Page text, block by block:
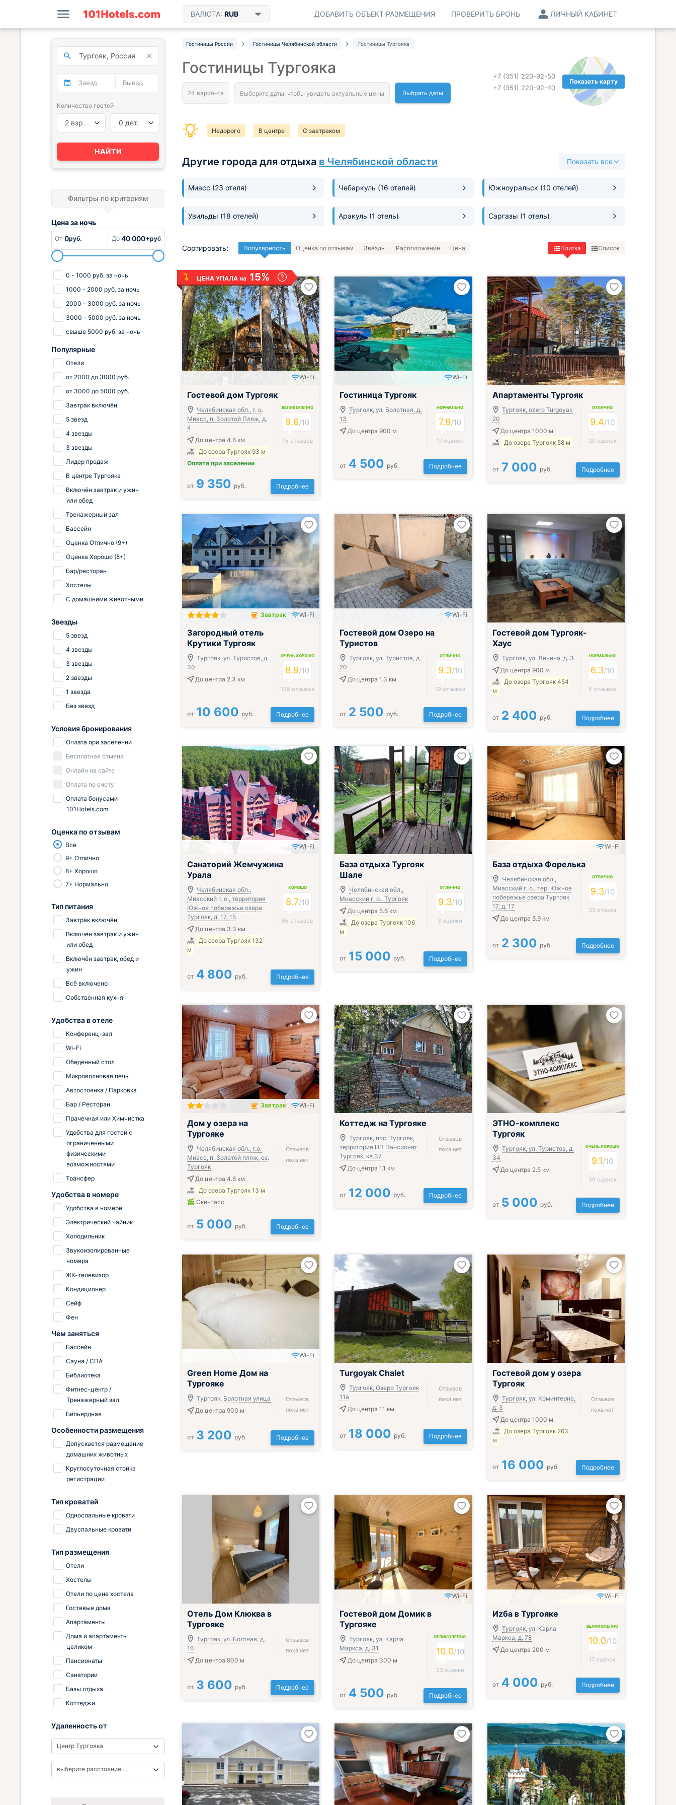
ВАЛЮТА: RUB ЛИЧНЫЙ КАБИНЕТ
ПРОВЕРИТЬ БРОНЬ
ДОБАВИТЬ ОБЪЕКТ РАЗМЕЩЕНИЯ
Гостиницы России Гостиницы Челябинской области Гостиницы Тургояка
Показать карту
+7 (351) 220-92-50
+7 (351) 220-92-40
Гостиницы Тургояка
Выбрать даты
Недорого В центре С завтраком
Другие города для отдыха в Челябинской области Показать все
Миасс (23 отеля) Чебаркуль (16 отелей) Южноуральск (10 отелей)
Увильды (18 отелей) Аракуль (1 отель) Саргазы (1 отель)
Сортировать: Популярность Оценка по отзывам Звезды Расположение Цена Плитка Список
ЦЕНА УПАЛА на 15%
Wi-Fi
Гостевой дом Тургояк
Челябинская обл., г. о.
Миасс, п. Золотой Пляж, д.
4
До центра 4.6 км
До озера Тургояк 93 м
Оплата при заселении
ВЕЛИКОЛЕПНО
9.6/10
75 отзывов
от 9 350 руб. Подробнее
Wi-Fi
Гостиница Тургояк
Тургояк, ул. Болотная, д.
13
До центра 900 м
НОРМАЛЬНО
7.8/10
17 оценок
от 4 500 руб. Подробнее
Апартаменты Тургояк
Тургояк, ozero Turgoyak
20
До центра 1000 м
До озера Тургояк 58 м
ОТЛИЧНО
9.4/10
30 оценок
от 7 000 руб. Подробнее
Завтрак включён
Завтрак Wi-Fi
Загородный отель
Крутики Тургояк
Тургояк, ул. Туристов, д.
30
До центра 2.3 км
ОЧЕНЬ ХОРОШО
8.9/10
128 отзывов
от 10 600 руб. Подробнее
Wi-Fi
Гостевой дом Озеро на
Туристов
Тургояк, ул. Туристов, д.
20
До центра 1.3 км
ОТЛИЧНО
9.3/10
19 отзывов
от 2 500 руб. Подробнее
Гостевой дом Тургояк-
Хаус
Тургояк, ул. Ленина, д. 3
До центра 900 м
До озера Тургояк 454
м
НОРМАЛЬНО
6.3/10
5 отзывов
от 2 400 руб. Подробнее
Всё включено
Wi-Fi
Санаторий Жемчужина
Урала
Челябинская обл.,
Миасский г. о., территория
Южное побережье озера
Тургояк, д. 17, 15
До центра 3.3 км
До озера Тургояк 132
м
ХОРОШО
8.7/10
66 отзывов
от 4 800 руб. Подробнее
База отдыха Тургояк
Шале
Челябинская обл.,
Миасский г. о., Тургояк
До центра 5.6 км
До озера Тургояк 106
м
ОТЛИЧНО
9.3/10
3 оценки
от 15 000 руб. Подробнее
Включён завтрак, обед и ужин
Wi-Fi
База отдыха Форелька
Челябинская обл.,
Миасский г. о., тер. Южное
побережье озера Тургояк
17, д. 17
До центра 5.9 км
ОТЛИЧНО
9.3/10
33 отзыва
от 2 300 руб. Подробнее
Завтрак включён
Завтрак Wi-Fi
Дом у озера на
Тургояке
Челябинская обл., г.о.
Миасс, п. Золотой пляж, оз.
Тургояк
До центра 4.6 км
До озера Тургояк 13 м
Ски-пасс
Отзывов
пока нет
от 5 000 руб. Подробнее
Коттедж на Тургояке
Тургояк, пос. Тургояк,
территория НП Пансионат
Тургояк, кв.37
До центра 1.1 км
Отзывов
пока нет
от 12 000 руб. Подробнее
ЭТНО-комплекс
Тургояк
Тургояк, ул. Туристов, д.
34
До центра 2.5 км
ОЧЕНЬ ХОРОШО
9.1/10
39 оценок
от 5 000 руб. Подробнее
Wi-Fi
Green Home Дом на
Тургояке
Тургояк, Болотная улица
До центра 900 м
Отзывов
пока нет
от 3 200 руб. Подробнее
Turgoyak Chalet
Тургояк, Озеро Тургояк
11а
До центра 11 км
Отзывов
пока нет
от 18 000 руб. Подробнее
Гостевой дом у озера
Тургояк
Тургояк, ул. Коминтерна,
д. 3
До центра 1000 м
До озера Тургояк 263
м
Отзывов
пока нет
от 16 000 руб. Подробнее
Отель Дом Клюква в
Тургояке
Тургояк, ул. Болтная, д.
16
До центра 900 м
Отзывов
пока нет
от 3 600 руб. Подробнее
Wi-Fi
Гостевой дом Домик в
Тургояке
Тургояк, ул. Карла
Маркса, д. 31
До центра 300 м
ВЕЛИКОЛЕПНО
10.0/10
23 оценки
от 4 500 руб. Подробнее
Wi-Fi
Иzба в Тургояке
Тургояк, ул. Карла
Маркса, д. 78
До центра 200 м
ВЕЛИКОЛЕПНО
10.0/10
17 оценок
от 4 000 руб. Подробнее
Количество гостей
2 взр. 0 дет.
НАЙТИ
Фильтры по критериям
Цена заночь
От 0руб. До 40 000+руб.
0 - 1000 руб. за ночь
1000 - 2000 руб. за ночь
2000 - 3000 руб. за ночь
3000 - 5000 руб. за ночь
свыше 5000 руб. за ночь
Популярные
Отели
от 2000 до 3000 руб.
от 3000 до 5000 руб.
Завтрак включён
5 звезд
4 звезды
3 звезды
Лидер продаж
В центре Тургояка
Включён завтрак и ужин
или обед
Тренажерный зал
Бассейн
Оценка Отлично (9+)
Оценка Хорошо (8+)
Бар/ресторан
Хостелы
С домашними животными
Звезды
5 звезд
4 звезды
3 звезды
2 звезды
1 звезда
Без звезд
Условия бронирования
Оплата при заселении
Бесплатная отмена
Онлайн на сайте
Оплата по счету
Оплата бонусами
101Hotels.com
Оценка по отзывам
Все
9+ Отлично
8+ Хорошо
7+ Нормально
Тип питания
Завтрак включён
Включён завтрак и ужин
или обед
Включён завтрак, обед и
ужин
Всё включено
Собственная кухня
Удобства в отеле
Конференц-зал
Wi-Fi
Обеденный стол
Микроволновая печь
Автостоянка / Парковка
Бар / Ресторан
Прачечная или Химчистка
Удобства для гостей с
ограниченными
физическими
возможностями
Трансфер
Удобства в номере
Удобства в номере
Электрический чайник
Холодильник
Звукоизолированные
номера
ЖК-телевизор
Кондиционер
Сейф
Фен
Чем заняться
Бассейн
Сауна / СПА
Библиотека
Фитнес-центр /
Тренажерный зал
Бильярдная
Особенности размещения
Допускается размещение
домашних животных
Круглосуточная стойка
регистрации
Тип кроватей
Односпальные кровати
Двуспальные кровати
Тип размещения
Отели
Хостелы
Отели по цене хостела
Гостевые дома
Апартаменты
Дома и апартаменты
целиком
Пансионаты
Санатории
Базы отдыха
Коттеджи
Удаленность от
Центр Тургояка
выберите расстояние ...